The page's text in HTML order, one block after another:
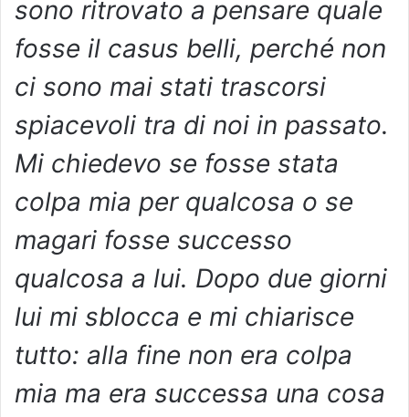
sono ritrovato a pensare quale
fosse il casus belli, perché non
ci sono mai stati trascorsi
spiacevoli tra di noi in passato.
Mi chiedevo se fosse stata
colpa mia per qualcosa o se
magari fosse successo
qualcosa a lui. Dopo due giorni
lui mi sblocca e mi chiarisce
tutto: alla fine non era colpa
mia ma era successa una cosa